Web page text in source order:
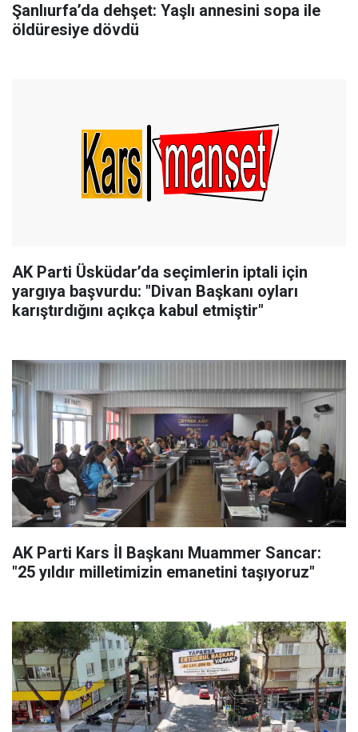
Şanlıurfa’da dehşet: Yaşlı annesini sopa ile
öldüresiye dövdü
AK Parti Üsküdar’da seçimlerin iptali için
yargıya başvurdu: "Divan Başkanı oyları
karıştırdığını açıkça kabul etmiştir"
AK Parti Kars İl Başkanı Muammer Sancar:
"25 yıldır milletimizin emanetini taşıyoruz"